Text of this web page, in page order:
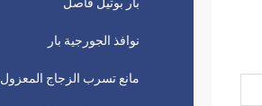
نوافذ الجورجية بار
مانع تسرب الزجاج المعزول